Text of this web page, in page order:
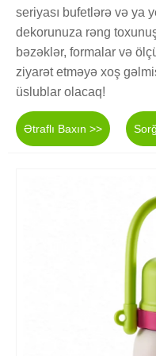
seriyası bufetlərə və ya
dekorunuza rəng
bəzəklər, formalar və
ziyarət etməyə xoş
üslublar olacaq!
Ətraflı Baxın >>